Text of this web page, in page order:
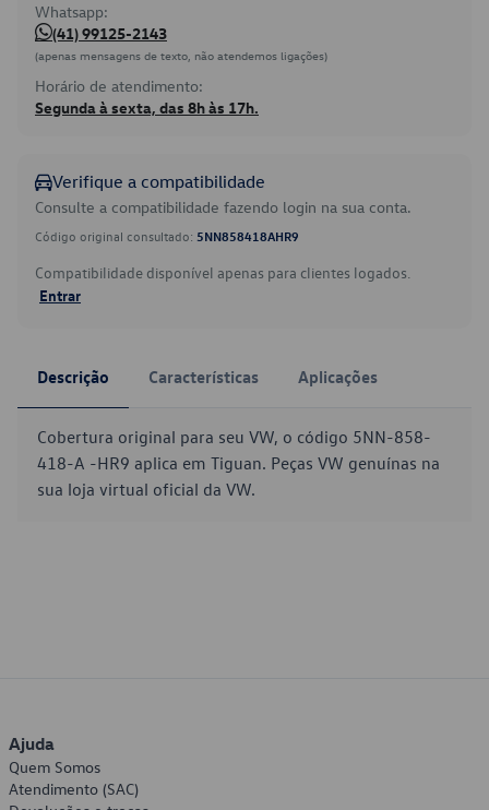
Whatsapp:
(41) 99125-2143
(apenas mensagens de texto, não atendemos ligações)
Horário de atendimento:
Segunda à sexta, das 8h às 17h.
Verifique a compatibilidade
Consulte a compatibilidade fazendo login na sua conta.
Código original consultado: 5NN858418AHR9
Compatibilidade disponível apenas para clientes logados.
Entrar
Descrição Características Aplicações
Cobertura original para seu VW, o código 5NN-858-
418-A -HR9 aplica em Tiguan. Peças VW genuínas na
sua loja virtual oficial da VW.
Ajuda
Quem Somos
Atendimento (SAC)